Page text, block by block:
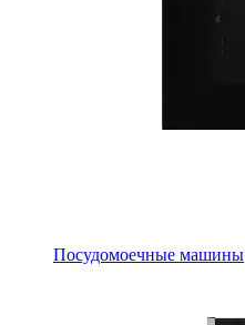
Посудомоечные машины